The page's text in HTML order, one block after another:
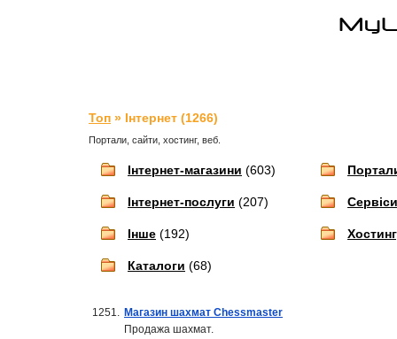
Топ » Інтернет (1266)
Портали, сайти, хостинг, веб.
Інтернет-магазини (603)
Інтернет-послуги (207) Сервіси
Інше (192)
Каталоги (68)
1251. Магазин шахмат Chessmaster
Продажа шахмат.